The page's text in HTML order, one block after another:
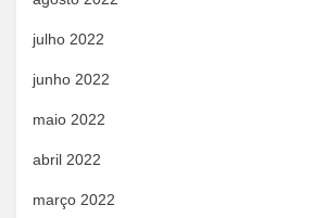
julho 2022
junho 2022
maio 2022
abril 2022
março 2022